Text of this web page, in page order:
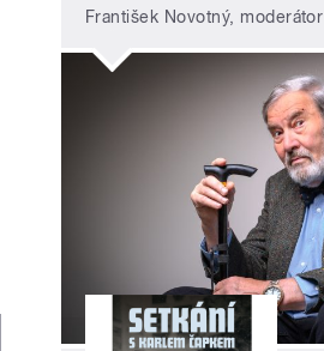
František Novotný, moderátor